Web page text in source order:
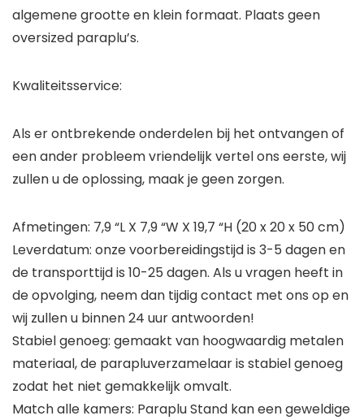
algemene grootte en klein formaat. Plaats geen
oversized paraplu’s.
Kwaliteitsservice:
Als er ontbrekende onderdelen bij het ontvangen of
een ander probleem vriendelijk vertel ons eerste, wij
zullen u de oplossing, maak je geen zorgen.
Afmetingen: 7,9 “L X 7,9 “W X 19,7 “H (20 x 20 x 50 cm)
Leverdatum: onze voorbereidingstijd is 3-5 dagen en
de transporttijd is 10-25 dagen. Als u vragen heeft in
de opvolging, neem dan tijdig contact met ons op en
wij zullen u binnen 24 uur antwoorden!
Stabiel genoeg: gemaakt van hoogwaardig metalen
materiaal, de parapluverzamelaar is stabiel genoeg
zodat het niet gemakkelijk omvalt.
Match alle kamers: Paraplu Stand kan een geweldige